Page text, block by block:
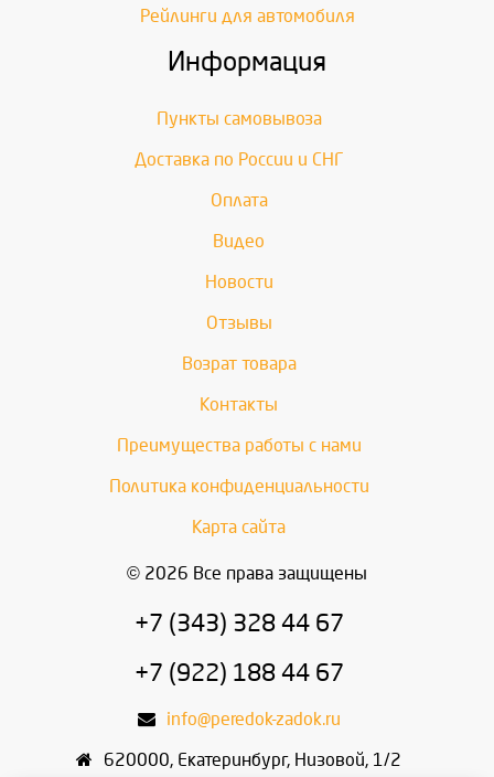
Рейлинги для автомобиля
Информация
Пункты самовывоза
Доставка по России и СНГ
Оплата
Видео
Новости
Отзывы
Возрат товара
Контакты
Преимущества работы с нами
Политика конфиденциальности
Карта сайта
© 2026 Все права защищены
+7 (343) 328 44 67
+7 (922) 188 44 67
info@peredok-zadok.ru
620000, Екатеринбург, Низовой, 1/2